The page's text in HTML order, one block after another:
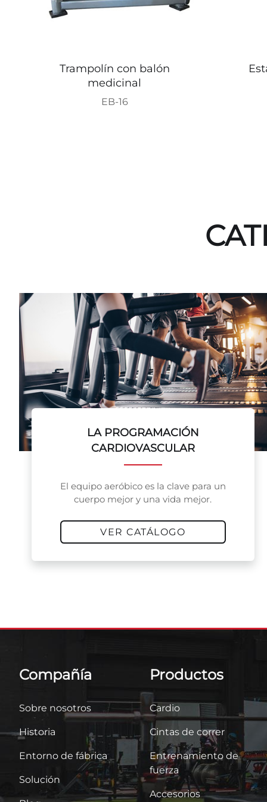
Trampolín con balón
medicinal
EB-16
LA PROGRAMACIÓN
CARDIOVASCULAR
El equipo aeróbico es la clave para un
cuerpo mejor y una vida mejor.
VER CATÁLOGO
Compañía
Sobre nosotros
Historia
Entorno de fábrica
Solución
Productos
Cardio
Cintas de correr
Entrenamiento de
fuerza
Accesorios